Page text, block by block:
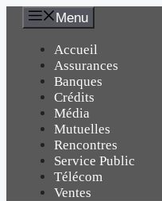
Aller
contenu
Menu
Accueil
Assurances
Banques
Crédits
Média
Mutuelles
Rencontres
Service Public
Télécom
Ventes